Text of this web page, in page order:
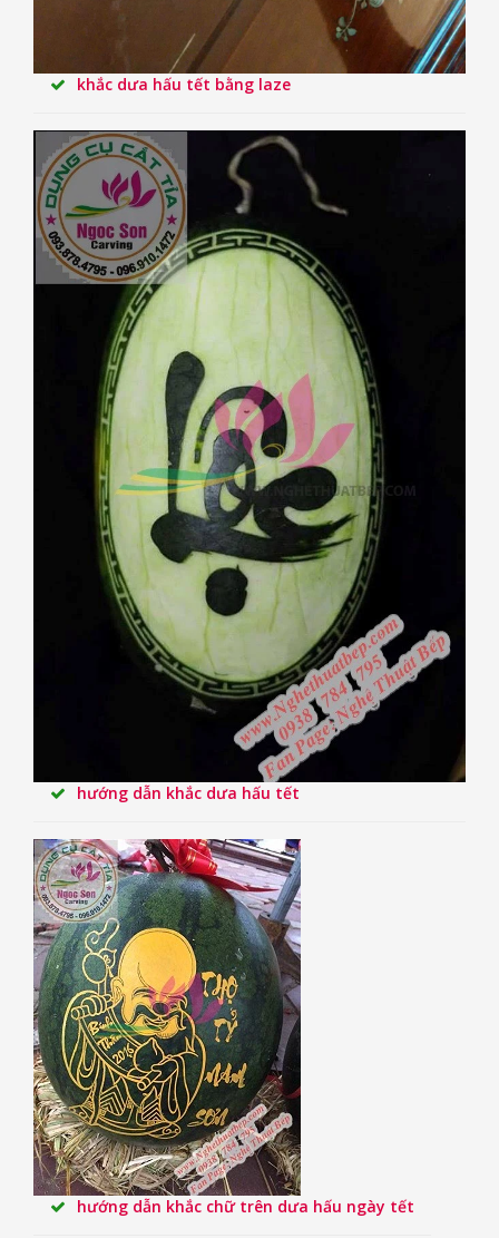
khắc dưa hấu tết bằng laze
hướng dẫn khắc dưa hấu tết
hướng dẫn khắc chữ trên dưa hấu ngày tết